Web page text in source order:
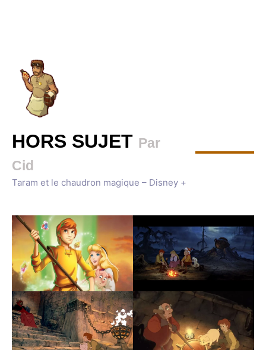
HORS SUJET Par
Cid
Taram et le chaudron magique – Disney +